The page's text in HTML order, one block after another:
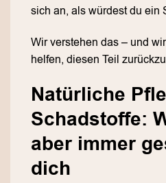
sich an, als würdest du ein
Wir verstehen das – und
helfen, diesen Teil
Natürliche
Schadstoffe:
aber immer
dich